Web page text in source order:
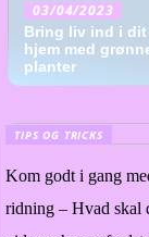
03/04/2023
Bring liv ind i dit
hjem med
planter
TIPS OG TRICKS
Kom godt i gang
ridning – Hvad skal